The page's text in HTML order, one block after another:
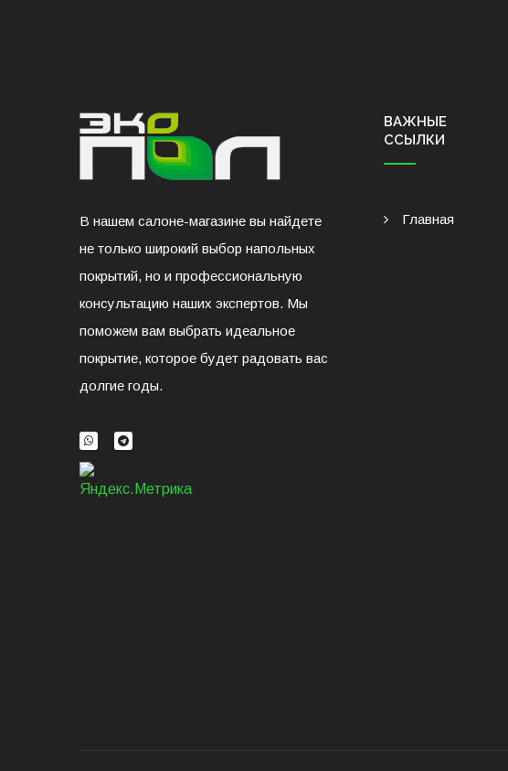
В нашем салоне-магазине вы найдете
не только широкий выбор напольных
покрытий, но и профессиональную
консультацию наших экспертов. Мы
поможем вам выбрать идеальное
покрытие, которое будет радовать вас
долгие годы.
ВАЖНЫЕ
ССЫЛКИ
Главная